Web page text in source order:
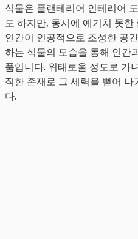
식물은 플랜테리어 인테리어
도 하지만, 동시에 예기치 못
인간이 인공적으로 조성한 공
하는 식물의 모습을 통해 인간
품입니다. 위태로울 정도로 가
직한 존재로 그 세력을 뻗어
다.